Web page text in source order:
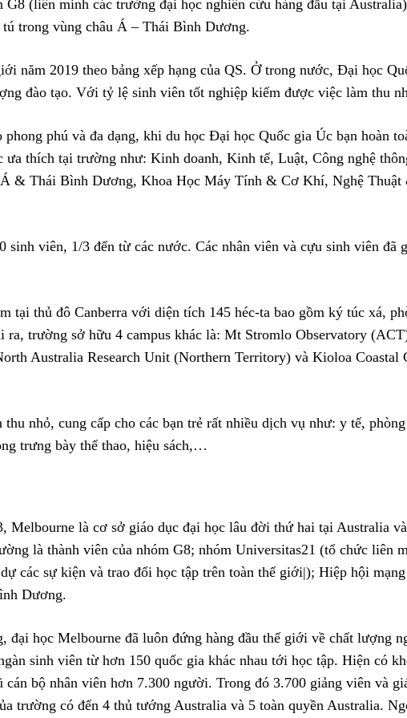
(liên minh các trường đại học nghiên cứu hàng đầu tại
trong vùng châu Á – Thái Bình Dương.
năm 2019 theo bảng xếp hạng của QS. Ở trong nước, Đại học
đào tạo. Với tỷ lệ sinh viên tốt nghiệp kiếm được việc làm thu
phú và đa dạng, khi du học Đại học Quốc gia Úc bạn hoàn
ưa thích tại trường như: Kinh doanh, Kinh tế, Luật, Công nghệ
& Thái Bình Dương, Khoa Học Máy Tính & Cơ Khí, Nghệ Thuật
sinh viên, 1/3 đến từ các nước. Các nhân viên và cựu sinh viên đã
tại thủ đô Canberra với diện tích 145 héc-ta bao gồm ký túc xá,
trường sở hữu 4 campus khác là: Mt Stromlo Observatory
Australia Research Unit (Northern Territory) và Kioloa Coastal
nhỏ, cung cấp cho các bạn trẻ rất nhiều dịch vụ như: y tế,
trưng bày thể thao, hiệu sách,…
Melbourne là cơ sở giáo dục đại học lâu đời thứ hai tại Australia
là thành viên của nhóm G8; nhóm Universitas21 (tổ chức liên
các sự kiện và trao đổi học tập trên toàn thế giới|); Hiệp hội
Dương.
đại học Melbourne đã luôn đứng hàng đầu thế giới về chất lượng
sinh viên từ hơn 150 quốc gia khác nhau tới học tập. Hiện có
bộ nhân viên hơn 7.300 người. Trong đó 3.700 giảng viên và
trường có đến 4 thủ tướng Australia và 5 toàn quyền Australia.